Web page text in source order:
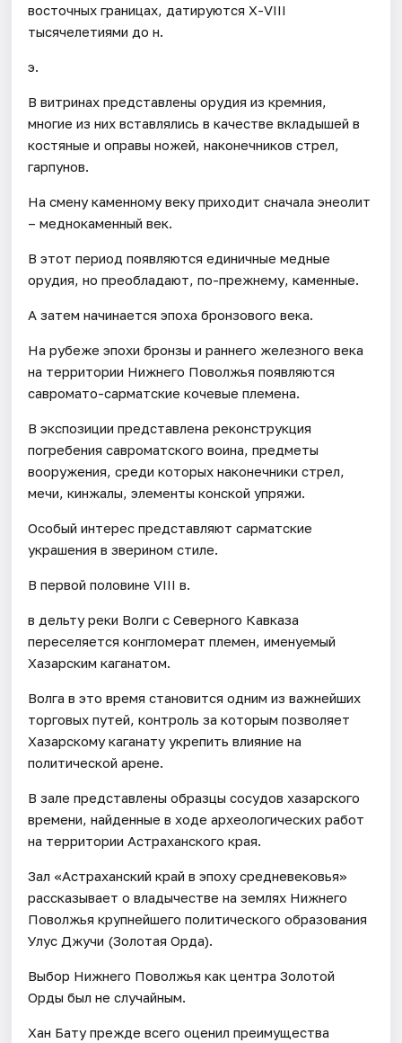
восточных границах, датируются Х-VIII
тысячелетиями до н.
э.
В витринах представлены орудия из кремния,
многие из них вставлялись в качестве вкладышей в
костяные и оправы ножей, наконечников стрел,
гарпунов.
На смену каменному веку приходит сначала энеолит
– меднокаменный век.
В этот период появляются единичные медные
орудия, но преобладают, по-прежнему, каменные.
А затем начинается эпоха бронзового века.
На рубеже эпохи бронзы и раннего железного века
на территории Нижнего Поволжья появляются
савромато-сарматские кочевые племена.
В экспозиции представлена реконструкция
погребения савроматского воина, предметы
вооружения, среди которых наконечники стрел,
мечи, кинжалы, элементы конской упряжи.
Особый интерес представляют сарматские
украшения в зверином стиле.
В первой половине VIII в.
в дельту реки Волги с Северного Кавказа
переселяется конгломерат племен, именуемый
Хазарским каганатом.
Волга в это время становится одним из важнейших
торговых путей, контроль за которым позволяет
Хазарскому каганату укрепить влияние на
политической арене.
В зале представлены образцы сосудов хазарского
времени, найденные в ходе археологических работ
на территории Астраханского края.
Зал «Астраханский край в эпоху средневековья»
рассказывает о владычестве на землях Нижнего
Поволжья крупнейшего политического образования
Улус Джучи (Золотая Орда).
Выбор Нижнего Поволжья как центра Золотой
Орды был не случайным.
Хан Бату прежде всего оценил преимущества